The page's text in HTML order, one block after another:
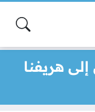
هريفنا